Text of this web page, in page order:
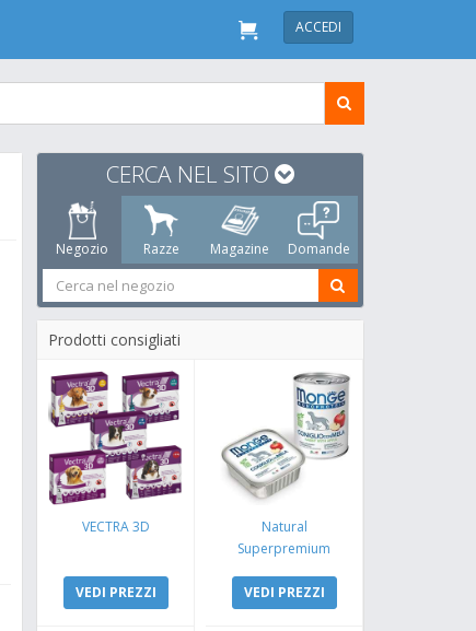
ACCEDI
CERCA NEL SITO
Negozio Razze Magazine Domande
Prodotti consigliati
VECTRA 3D
VEDI PREZZI
Natural
Superpremium
Coniglio e Mela
VEDI PREZZI